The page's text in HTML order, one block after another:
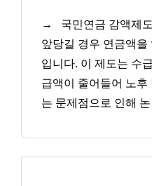
→
국민연금 감액제
앞당길 경우 연금액을
입니다. 이 제도는 수
급액이 줄어들어 노
는 문제점으로 인해